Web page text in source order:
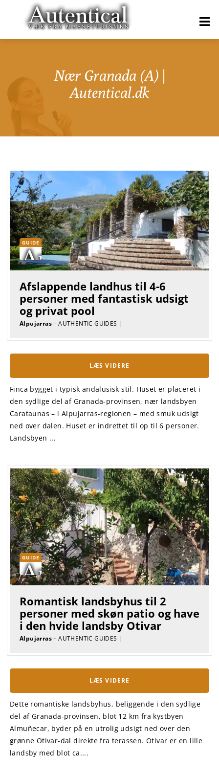
Nær Granada (A) |
Autentical.dk
GUIDE
Afslappende landhus til 4-6
personer med fantastisk udsigt
og privat pool
Alpujarras– AUTHENTIC GUIDES |
LÆS VIDERE
Finca bygget i typisk andalusisk stil. Huset er placeret i
den sydlige del af Granada-provinsen, nær landsbyen
Carataunas – i Alpujarras-regionen – med smuk udsigt
ned over dalen. Huset er indrettet til op til 6 personer.
Landsbyen ...
GUIDE
Romantisk landsbyhus til 2
personer med skøn patio og have
i den hvide landsby Otivar
Alpujarras– AUTHENTIC GUIDES |
LÆS VIDERE
Dette romantiske landsbyhus, beliggende i den sydlige
del af Granada-provinsen, blot 12 km fra kystbyen
Almuñecar, byder på en utrolig udsigt ned over den
grønne Otivar-dal direkte fra terassen. Otivar er en lille
landsby med blot ca....